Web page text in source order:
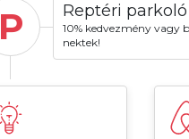
P Reptéri parkoló
10% kedvezmény vagy
nektek!